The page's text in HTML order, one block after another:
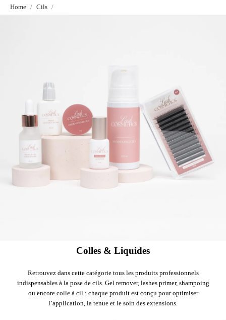
Home Cils
Colles & Liquides
Retrouvez dans cette catégorie tous les produits professionnels
indispensables à la pose de cils. Gel remover, lashes primer, shampoing
ou encore colle à cil : chaque produit est conçu pour optimiser
l’application, la tenue et le soin des extensions.